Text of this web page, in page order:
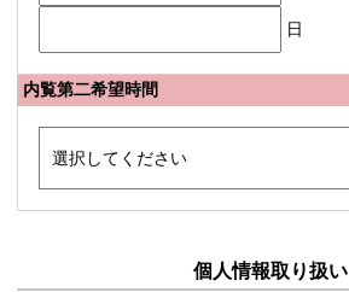
日
内覧第二希望時間
個人情報取り扱い